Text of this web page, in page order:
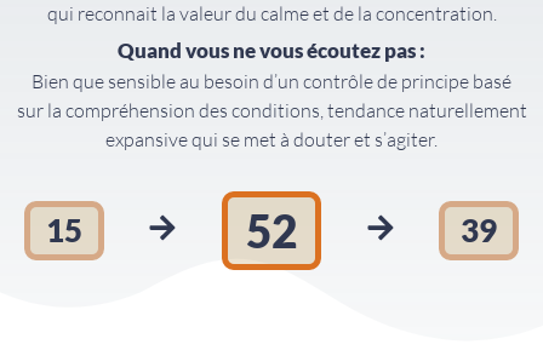
qui reconnait la valeur du calme et de la concentration.
Quand vous ne vous écoutez pas :
Bien que sensible au besoin d’un contrôle de principe basé
sur la compréhension des conditions, tendance naturellement
expansive qui se met à douter et s’agiter.
15 52 39